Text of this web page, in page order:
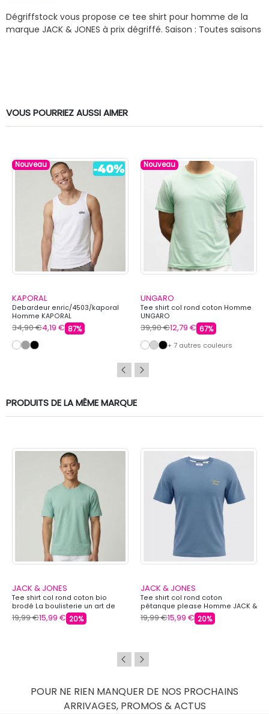
Dégriffstock vous propose ce tee shirt pour homme de la
marque JACK & JONES à prix dégriffé. Saison : Toutes saisons
VOUS POURRIEZ AUSSI AIMER
Nouveau
KAPORAL
Debardeur enric/4503/kaporal
Homme KAPORAL
34,90 €4,19 € 87%
Nouveau
UNGARO
Tee shirt col rond coton Homme
UNGARO
39,90 €12,79 € 67%
+ 7 autres couleurs
PRODUITS DE LA MÊME MARQUE
JACK & JONES
Tee shirt col rond coton bio
brodé La boulisterie un art de
vivre Homme JACK & JONES
19,99 €15,99 € 20%
JACK & JONES
Tee shirt col rond coton
pétanque please Homme JACK &
JONES
19,99 €15,99 € 20%
POUR NE RIEN MANQUER DE NOS PROCHAINS
ARRIVAGES, PROMOS & ACTUS